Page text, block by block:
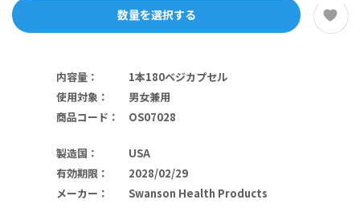
数量を選択する
内容量 ：
1本180ベジカプセル
使用対象 ：
男女兼用
商品コード ： OS07028
製造国 ：
USA
有効期限 ：
2028/02/29
メーカー ： Swanson Health Products